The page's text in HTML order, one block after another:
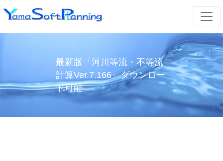
最新版「河川等流・不等流
計算Ver.7.166」ダウンロー
ド可能